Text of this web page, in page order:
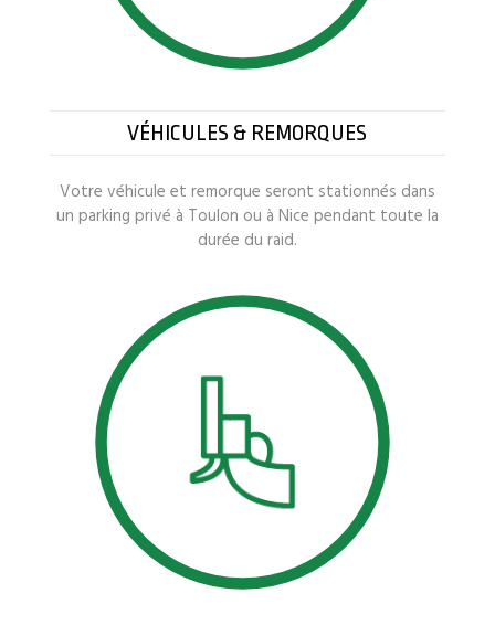
VÉHICULES & REMORQUES
Votre véhicule et remorque seront stationnés dans
un parking privé à Toulon ou à Nice pendant toute la
durée du raid.